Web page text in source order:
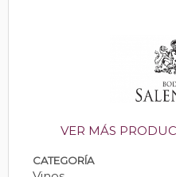
VER MÁS
CATEGORÍA